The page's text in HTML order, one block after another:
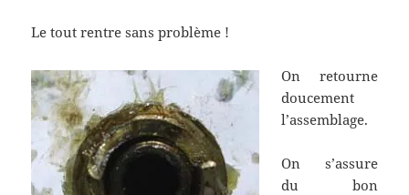
Le tout rentre sans problème !
On retourne
doucement
l’assemblage.
On s’assure
du bon